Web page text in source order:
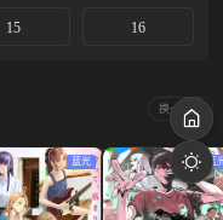
15 16
换一换
蓝光 蓝